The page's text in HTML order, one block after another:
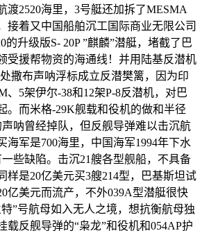
渡2520海里，3号艇还加拆了MESMA
接着又中国船舶沉工国际商业无限公司
的升级版S- 20P ”麒麟”潜艇，堵截了巴
受援帮物资的海通线！并用陆基反潜机
撒布声呐浮标成立反潜樊篱，因为印
、5架伊尔-38和12架P-8反潜机，对巴
。而米格-29K舰载和役机的做和半径
呐曾经掉队，但反舰导弹难以击沉航
海军是700海里，中国海军1994年下水
些缺陷。击沉21艘各型舰船，不具备
样是20亿美元买3艘214型，巴基斯坦试
亿美元而流产，不外039A型潜艇很快
”号航母如入无人之境，想抗衡航母独
载反舰导弹的“枭龙”和役机和054AP护